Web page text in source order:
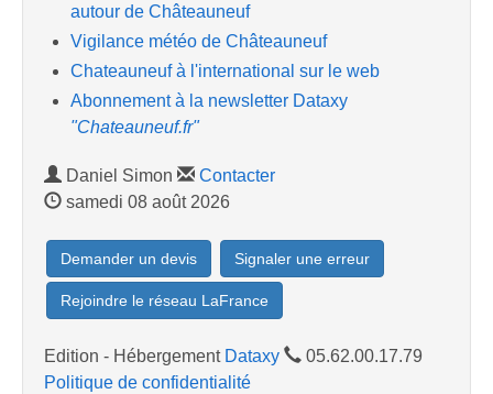
autour de Châteauneuf
Vigilance météo de Châteauneuf
Chateauneuf à l'international sur le web
Abonnement à la newsletter Dataxy
"Chateauneuf.fr"
Daniel Simon
Contacter
samedi 08 août 2026
Demander un devis Signaler une erreur
Rejoindre le réseau LaFrance
Edition - Hébergement Dataxy
05.62.00.17.79
Politique de confidentialité